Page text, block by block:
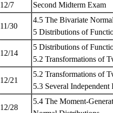
12/7 Second Midterm Exam
11/30
4.5 The Bivariate
5 Distributions of
12/14
5 Distributions of
5.2 Transformations of
12/21
5.2 Transformations of
5.3 Several
12/28
5.4 The Moment-